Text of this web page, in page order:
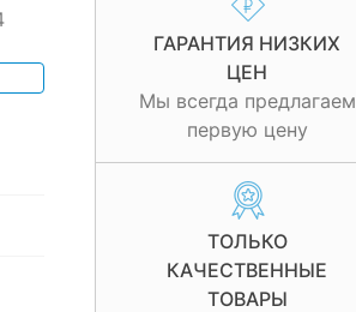
ГАРАНТИЯ НИЗКИХ
ЦЕН
Мы всегда предлагаем
первую цену
ТОЛЬКО
КАЧЕСТВЕННЫЕ
ТОВАРЫ